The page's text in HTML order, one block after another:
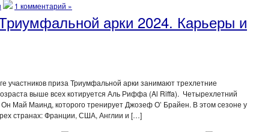
1 комментарий »
арки 2024. Карьеры и
участников приза Триумфальной арки занимают трехлетние
выше всех котируется Аль Риффа (Al Riffa). Четырехлетний
Май Маинд, которого тренирует Джозеф О’ Брайен. В этом сезоне у
странах: Франции, США, Англии и […]